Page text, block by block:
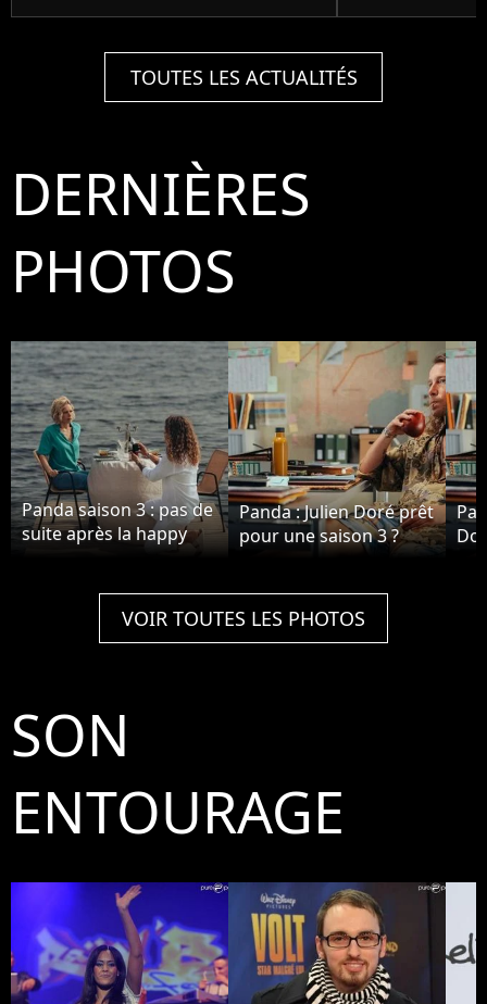
TOUTES LES ACTUALITÉS
DERNIÈRES
PHOTOS
Panda saison 3 : pas de
suite après la happy
Panda : Julien Doré prêt
pour une saison 3 ?
VOIR TOUTES LES PHOTOS
SON
ENTOURAGE